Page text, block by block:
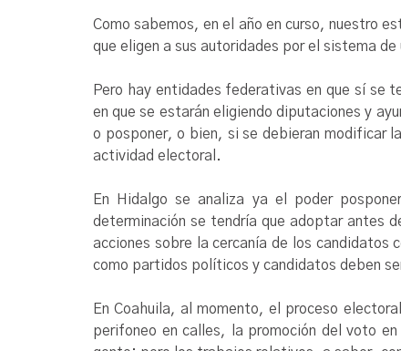
Como sabemos, en el año en curso, nuestro
que eligen a sus autoridades por el sistema de
Pero hay entidades federativas en que sí se
en que se estarán eligiendo diputaciones y
o posponer, o bien, si se debieran modificar
actividad electoral.
En Hidalgo se analiza ya el poder
determinación se tendría que adoptar antes
acciones sobre la cercanía de los candidatos
como partidos políticos y candidatos deben
En Coahuila, al momento, el proceso
perifoneo en calles, la promoción del voto